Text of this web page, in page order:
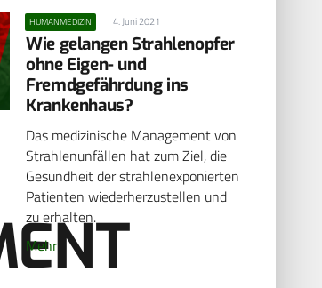
HUMANMEDIZIN 4. Juni 2021
Wie gelangen Strahlenopfer
ohne Eigen- und
Fremdgefährdung ins
Krankenhaus?
Das medizinische Management von
Strahlenunfällen hat zum Ziel, die
Gesundheit der strahlenexponierten
Patienten wiederherzustellen und
zu erhalten.
Mehr